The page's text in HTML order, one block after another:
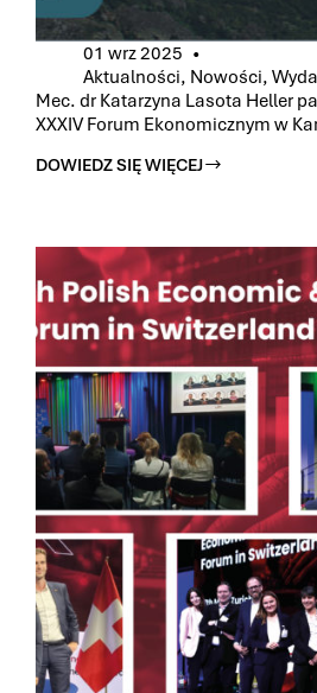
01 wrz 2025
Aktualności, Nowości,
Mec. dr Katarzyna Lasota Heller
XXXIV Forum Ekonomicznym w
DOWIEDZ SIĘ WIĘCEJ
MEC.
HELLER
PANELISTKĄ
NA
XXXIV
FORUM
EKONOMICZNYM
W
KARPACZU